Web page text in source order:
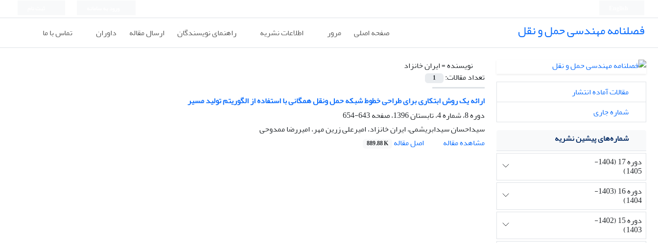
فصلنامه مهندسی حمل و نقل صفحه اصلی مرور اطلاعات نشریه راهنمای نویسندگان ارسال مقاله داوران تماس با ما
نویسنده =ایران خانزاد
تعداد مقالات:
1
ارائه یک روش ابتکاری برای طراحی خطوط شبکه حمل ونقل همگانی با استفاده از الگوریتم تولید مسیر
دوره 8، شماره 4، تابستان 1396، صفحه
643-654
سیداحسان سیدابریشمی، ایران خانزاد، امیرعلی زرین مهر، امیررضا ممدوحی
مشاهده مقاله
اصل مقاله 889.88 K
مقالات آماده انتشار
شماره جاری
شماره‌های پیشین نشریه
دوره 17 (1404-
1405)
دوره 16 (1403-
1404)
دوره 15 (1402-
1403)